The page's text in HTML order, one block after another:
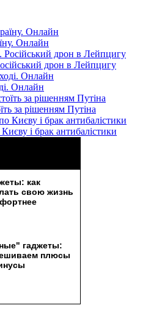
Онлайн
дрон в Лейпцигу
Онлайн
за рішенням Путіна
і брак антибалістики